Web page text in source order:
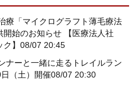
療「マイクログラフト薄毛療法
開始のお知らせ 【医療法人社
】 08/07 20:45
ナーと一緒に走るトレイルラン
（土）開催08/07 20:30